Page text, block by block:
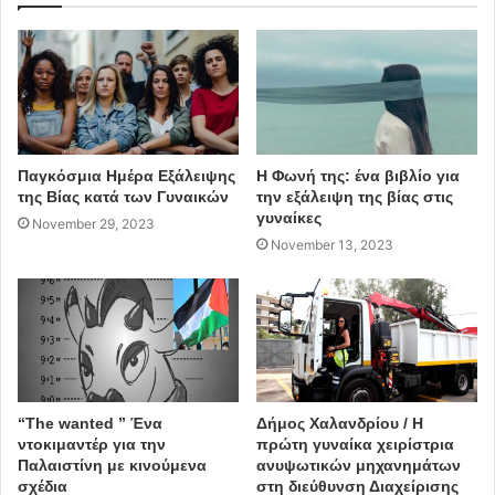
αναδιοργάνωσης του Οργανισμού”και “προχώρησε σε
αυθαίρετες ενέργειες χρησιμοποιώντας εργαζόμενους
της ΜΚΟ σε θέσεις πέραν των αρμοδιοτήτων τους“.
“Η ΠΟΛΙΤΙΚΗ ΣΚΟΠΙΜΟΤΗΤΑ ΝΙΚΗΣΕ ΤΙΣ ΑΝΑΓΚΕΣ ΤΩΝ
ΔΗΜΟΤΩΝ”
Ξ. Μανιατογιάννης
Παγκόσμια Ημέρα Εξάλειψης
της Βίας κατά των Γυναικών
November 29, 2023
Η Φωνή της: ένα βιβλίο για
την εξάλειψη της βίας στις
γυναίκες
November 13, 2023
“The wanted ” Ένα
ντοκιμαντέρ για την
Παλαιστίνη με κινούμενα
σχέδια
Δήμος Χαλανδρίου / Η
πρώτη γυναίκα χειρίστρια
ανυψωτικών μηχανημάτων
στη διεύθυνση Διαχείρισης